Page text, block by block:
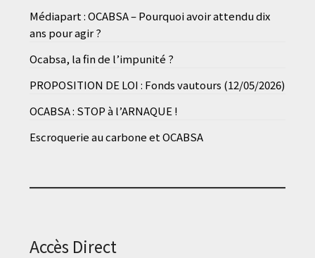
Médiapart : OCABSA – Pourquoi avoir attendu dix
ans pour agir ?
Ocabsa, la fin de l’impunité ?
PROPOSITION DE LOI : Fonds vautours (12/05/2026)
OCABSA : STOP à l’ARNAQUE !
Escroquerie au carbone et OCABSA
Accès Direct